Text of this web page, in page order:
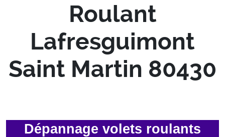
Roulant
Lafresguimont
Saint Martin 80430
Dépannage volets roulants